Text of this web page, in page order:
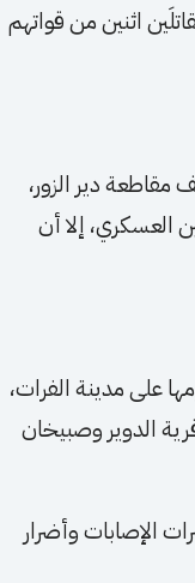
المرتبطة بها، واستشهاد 11 مدنياً، ومقاتلَين اثنين من قواتهم
دير الزور،
إلا أن
على مدينة الفرات،
الدوير وصبيخان
الإصابات وأضرار